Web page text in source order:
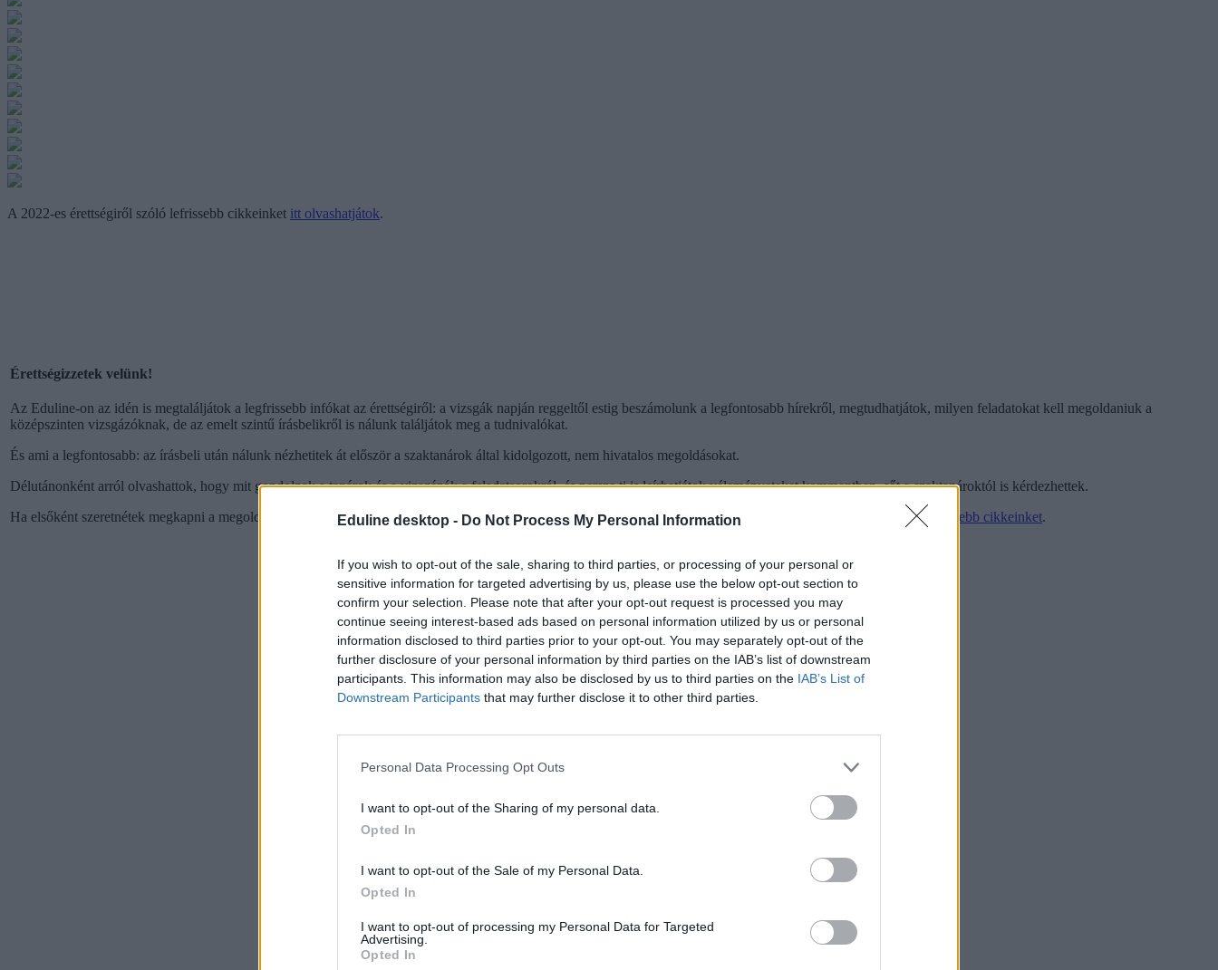
Eduline desktop - Do Not Process My Personal Information
If you wish to opt-out of the sale, sharing to third parties, or processing of your personal or
sensitive information for targeted advertising by us, please use the below opt-out section to
confirm your selection. Please note that after your opt-out request is processed you may
continue seeing interest-based ads based on personal information utilized by us or personal
information disclosed to third parties prior to your opt-out. You may separately opt-out of the
further disclosure of your personal information by third parties on the IAB’s list of downstream
participants. This information may also be disclosed by us to third parties on the IAB’s List of
Downstream Participants that may further disclose it to other third parties.
Personal Data Processing Opt Outs
I want to opt-out of the Sharing of my personal data.
Opted In
I want to opt-out of the Sale of my Personal Data.
Opted In
I want to opt-out of processing my Personal Data for Targeted
Advertising.
Opted In
A 2022-es érettségiről szóló lefrissebb cikkeinket itt olvashatjátok.
Érettségizzetek velünk!
Az Eduline-on az idén is megtaláljátok a legfrissebb infókat az érettségiről: a vizsgák napján reggeltől estig beszámolunk a legfontosabb hírekről, megtudhatjátok, milyen feladatokat kell megoldaniuk a
középszinten vizsgázóknak, de az emelt szintű írásbelikről is nálunk találjátok meg a tudnivalókat.
És ami a legfontosabb: az írásbeli után nálunk nézhetitek át először a szaktanárok által kidolgozott, nem hivatalos megoldásokat.
Délutánonként arról olvashattok, hogy mit gondolnak a tanárok és a vizsgázók a feladatsorokról, és persze ti is leírhatjátok véleményeteket kommentben, sőt a szaktanároktól is kérdezhettek.
Ha elsőként szeretnétek megkapni a megoldásokat,
lájkoljátok Facebook-oldalunkat,itt pedig feliratkozhattok hírlevelünkre. A 2022-es érettségiről itt találjátok legfrissebb cikkeinket.